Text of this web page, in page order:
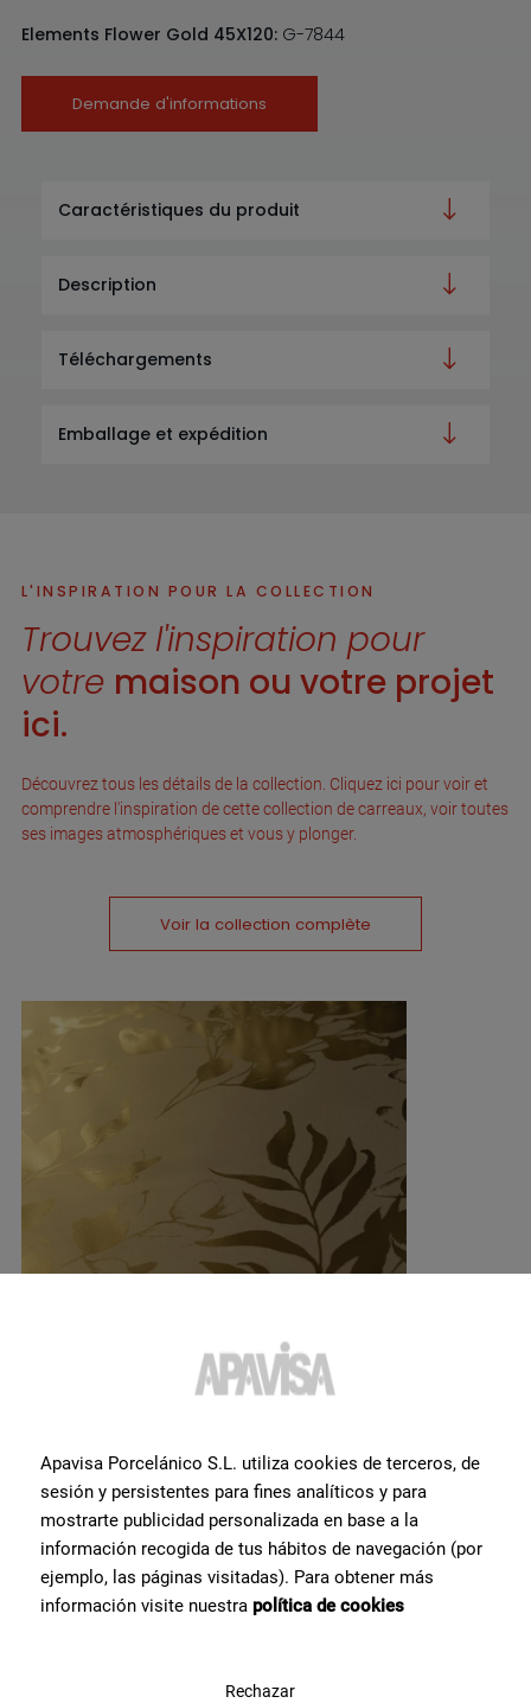
Elements Flower Gold 45X120: G-7844
Demande d'informations
Caractéristiques du produit
Description
Téléchargements
Emballage et expédition
L'INSPIRATION POUR LA COLLECTION
Trouvez l'inspiration pour
votre maison ou votre projet
ici.
Découvrez tous les détails de la collection. Cliquez ici pour voir et
comprendre l'inspiration de cette collection de carreaux, voir toutes
ses images atmosphériques et vous y plonger.
Voir la collection complète
Vous souhaitez obtenir plus
d'informations ou de l'aide
Prenez contact avec l’équipe de spécialistes céramiques dont nous
Apavisa Porcelánico S.L. utiliza cookies de terceros, de
sesión y persistentes para fines analíticos y para
mostrarte publicidad personalizada en base a la
información recogida de tus hábitos de navegación (por
ejemplo, las páginas visitadas). Para obtener más
información visite nuestra política de cookies
Rechazar